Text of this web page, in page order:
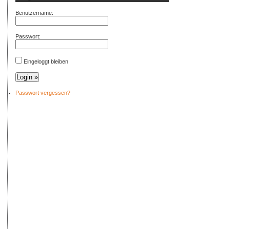
Benutzername:
Passwort:
Eingeloggt bleiben
Passwort vergessen?